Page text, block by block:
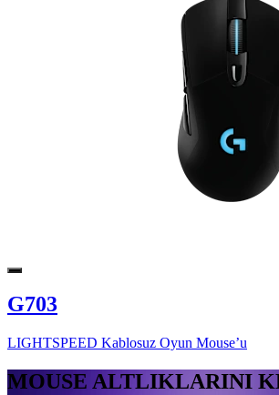
G703
LIGHTSPEED Kablosuz Oyun Mouse’u
MOUSE ALTLIKLARINI